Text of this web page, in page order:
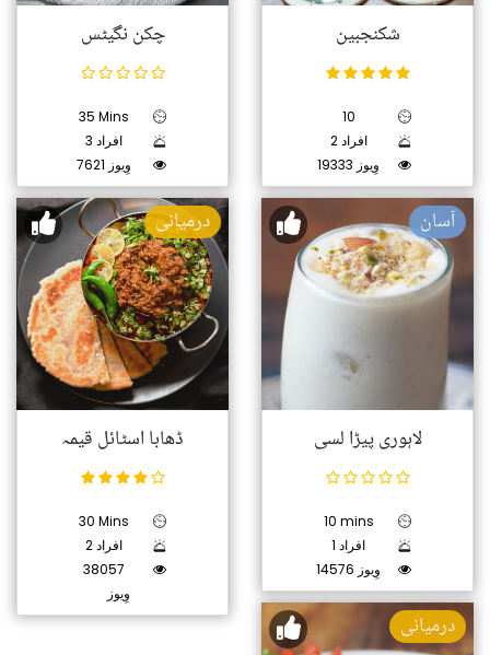
چکن نگیٹس
35 Mins
3 افراد
7621 وِیوز
شکنجبین
10
2 افراد
19333 وِیوز
درمیانی
ڈھابا اسٹائل قیمہ
30 Mins
2 افراد
38057
وِیوز
آسان
لاہوری پیڑا لسی
10 mins
1 افراد
14576 وِیوز
درمیانی